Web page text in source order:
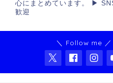
心にまとめています。 ▶
歓迎
＼ Follow me ／